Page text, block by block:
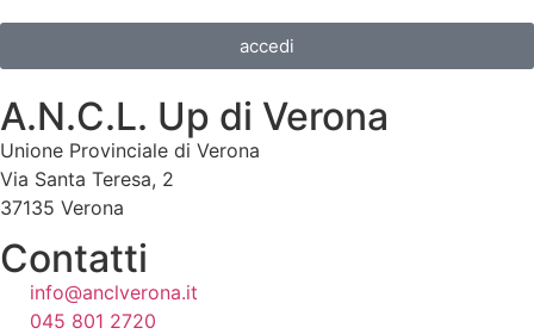
accedi
A.N.C.L. Up di Verona
Unione Provinciale di Verona
Via Santa Teresa, 2
37135 Verona
Contatti
info@anclverona.it
045 801 2720